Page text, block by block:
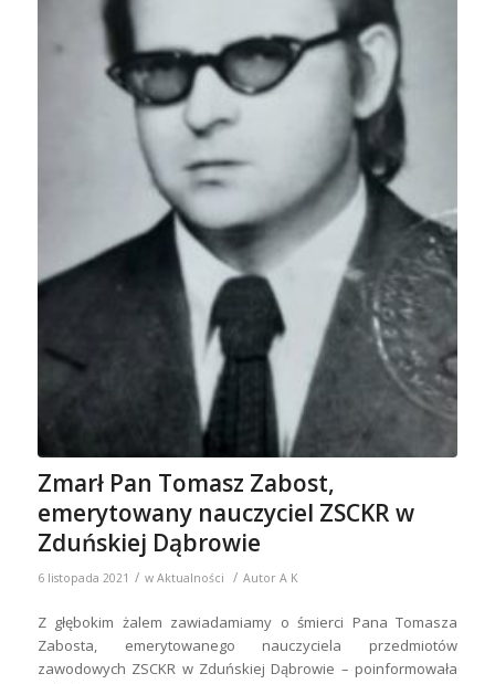
Zmarł Pan Tomasz Zabost,
emerytowany nauczyciel ZSCKR w
Zduńskiej Dąbrowie
6 listopada 2021 / w Aktualności / Autor A K
Z głębokim żalem zawiadamiamy o śmierci Pana Tomasza
Zabosta, emerytowanego nauczyciela przedmiotów
zawodowych ZSCKR w Zduńskiej Dąbrowie – poinformowała